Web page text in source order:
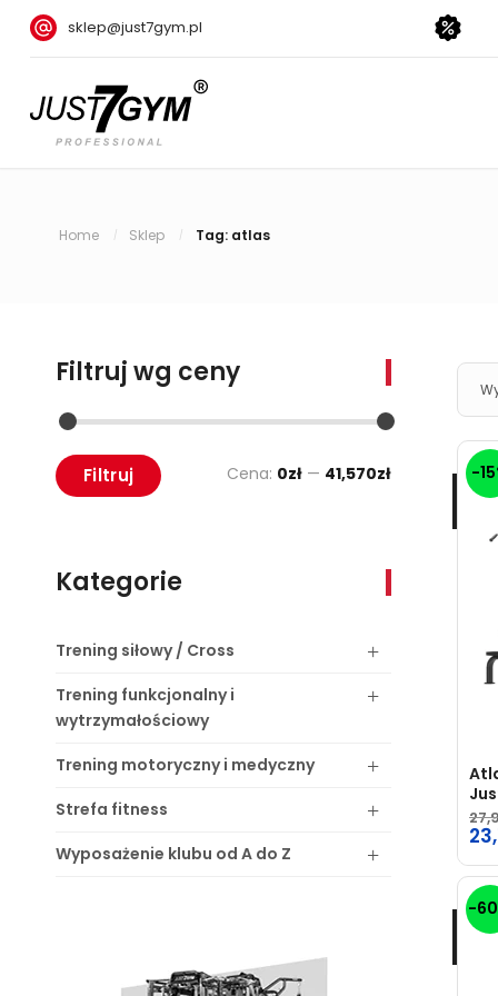
sklep@just7gym.pl
Home / Sklep / Tag: atlas
-
-
Filtruj wg ceny
Filtruj Cena: 0zł — 41,570zł
Kategorie
Trening siłowy / Cross
Trening funkcjonalny i
wytrzymałościowy
Trening motoryczny i medyczny
Strefa fitness
Wyposażenie klubu od A do Z